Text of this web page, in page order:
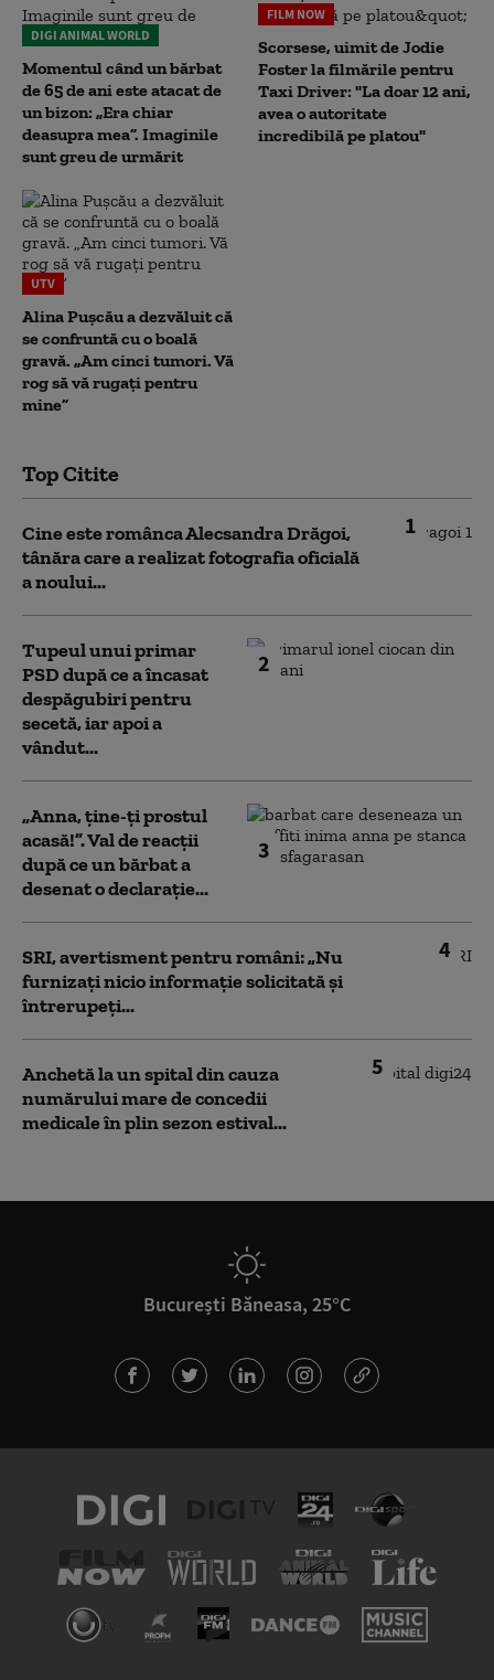
DIGI ANIMAL WORLD
Momentul când un bărbat
de 65 de ani este atacat de
un bizon: „Era chiar
deasupra mea”. Imaginile
sunt greu de urmărit
FILM NOW
Scorsese, uimit de Jodie
Foster la filmările pentru
Taxi Driver: "La doar 12 ani,
avea o autoritate
incredibilă pe platou"
UTV
Alina Pușcău a dezvăluit că
se confruntă cu o boală
gravă. „Am cinci tumori. Vă
rog să vă rugați pentru
mine”
Top Citite
1
Cine este românca Alecsandra Drăgoi,
tânăra care a realizat fotografia oficială
a noului...
2
Tupeul unui primar
PSD după ce a încasat
despăgubiri pentru
secetă, iar apoi a
vândut...
3
„Anna, ţine-ţi prostul
acasă!”. Val de reacții
după ce un bărbat a
desenat o declarație...
4
SRI, avertisment pentru români: „Nu
furnizați nicio informație solicitată și
întrerupeți...
5
Anchetă la un spital din cauza
numărului mare de concedii
medicale în plin sezon estival...
București Băneasa, 25°C